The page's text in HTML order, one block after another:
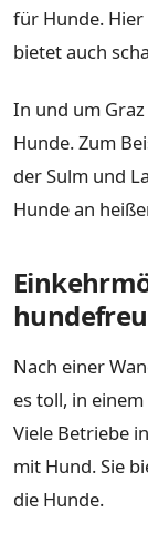
für Hunde.
bietet auch
In und um
Hunde. Zum
der Sulm und
Hunde an
Nach einer
es toll, in
Viele Betriebe
mit Hund. Sie
die Hunde.